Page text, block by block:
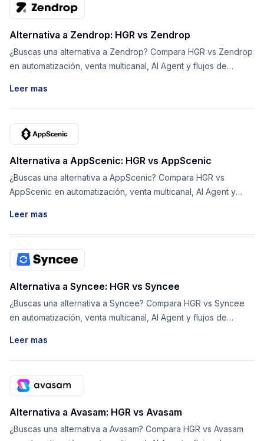
Alternativa a Zendrop: HGR vs Zendrop
¿Buscas una alternativa a Zendrop? Compara HGR vs Zendrop
en automatización, venta multicanal, AI Agent y flujos de
Leer mas
Alternativa a AppScenic: HGR vs AppScenic
¿Buscas una alternativa a AppScenic? Compara HGR vs
AppScenic en automatización, venta multicanal, AI Agent y
Leer mas
Alternativa a Syncee: HGR vs Syncee
¿Buscas una alternativa a Syncee? Compara HGR vs Syncee
en automatización, venta multicanal, AI Agent y flujos de
Leer mas
Alternativa a Avasam: HGR vs Avasam
¿Buscas una alternativa a Avasam? Compara HGR vs Avasam